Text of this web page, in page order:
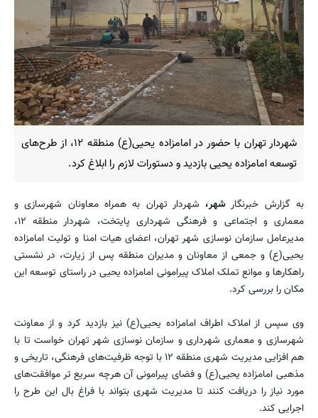
شهردار تهران با حضور در امامزاده یحیی(ع) منطقه ۱۲، از طرح‌های
توسعه امامزاده یحیی بازدید و دستورات لازم را ابلاغ کرد.
به گزارش خبرنگار شهر، شهردار تهران به همراه معاونان شهرسازی و
معماری و اجتماعی و فرهنگی شهرداری پایتخت، شهردار منطقه ۱۲،
مدیرعامل سازمان نوسازی شهر تهران، اعضای هیات امنا و تولیت امامزاده
یحیی(ع) و جمعی از معاونان و مدیران منطقه پس از زیارت، در نشستی
راهکارها و موانع تملک املاک پیرامونی امامزاده یحیی در راستای توسعه این
مکان را بررسی کرد.
وی سپس از املاک اطراف امامزاده یحیی(ع) نیز بازدید کرد و از معاونت
شهرسازی و معماری شهرداری و سازمان نوسازی شهر تهران خواست تا با
هم افزایی مدیریت شهری منطقه ۱۲ با توجه ظرفیت‌های فرهنگی، تاریخی و
مذهبی امامزاده یحیی(ع) و فضای پیرامونی آن هرچه سریع تر موافقت‌های
مورد نیاز را دریافت کنند تا مدیریت شهری بتواند با فراغ بال این طرح را
اجرایی کند.